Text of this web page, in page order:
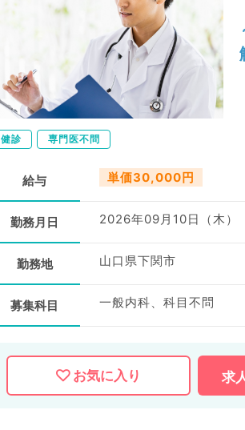
健診 専門医不問
給与 単価30,000円
勤務月日 2026年09月10日（木）
勤務地 山口県下関市
募集科目 一般内科、科目不問
お気に入り 求